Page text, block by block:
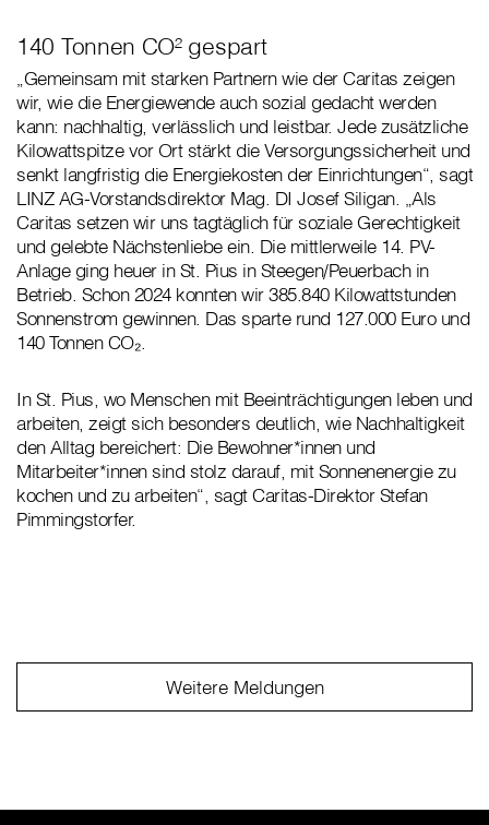
140 Tonnen CO² gespart
„Gemeinsam mit starken Partnern wie der Caritas zeigen
wir, wie die Energiewende auch sozial gedacht werden
kann: nachhaltig, verlässlich und leistbar. Jede zusätzliche
Kilowattspitze vor Ort stärkt die Versorgungssicherheit und
senkt langfristig die Energiekosten der Einrichtungen“, sagt
LINZ AG-Vorstandsdirektor Mag. DI Josef Siligan. „Als
Caritas setzen wir uns tagtäglich für soziale Gerechtigkeit
und gelebte Nächstenliebe ein. Die mittlerweile 14. PV-
Anlage ging heuer in St. Pius in Steegen/Peuerbach in
Betrieb. Schon 2024 konnten wir 385.840 Kilowattstunden
Sonnenstrom gewinnen. Das sparte rund 127.000 Euro und
140 Tonnen CO₂.
In St. Pius, wo Menschen mit Beeinträchtigungen leben und
arbeiten, zeigt sich besonders deutlich, wie Nachhaltigkeit
den Alltag bereichert: Die Bewohner*innen und
Mitarbeiter*innen sind stolz darauf, mit Sonnenenergie zu
kochen und zu arbeiten“, sagt Caritas-Direktor Stefan
Pimmingstorfer.
Weitere Meldungen